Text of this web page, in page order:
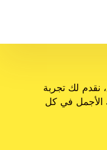
نقدم لك تجربة
الأجمل في كل